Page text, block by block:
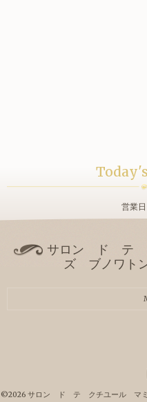
営業
サロン ド テ
ズ ブノワト
©2026 サロン ド テ クチユール マミ